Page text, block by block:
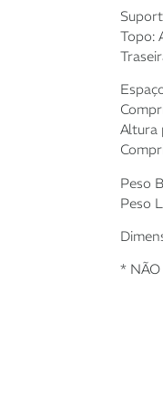
Topo:
Altura
Peso
Peso
* NÃO